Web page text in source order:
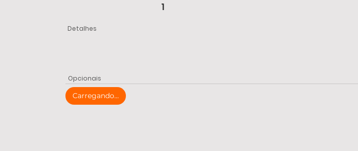
1
Detalhes
Opcionais
Carregando...